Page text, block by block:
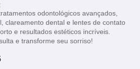
odontológicos avançados,
clareamento dental e lentes de contato
e resultados estéticos incríveis.
e transforme seu sorriso!